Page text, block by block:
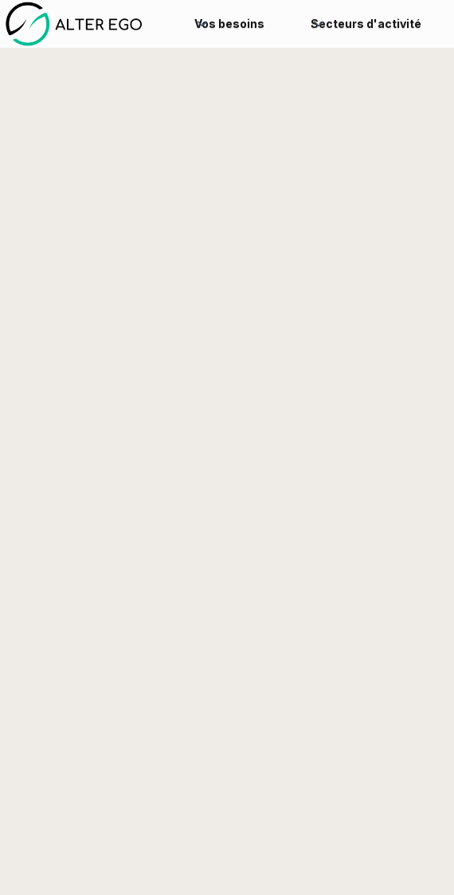
Vos besoins Secteurs d'activité